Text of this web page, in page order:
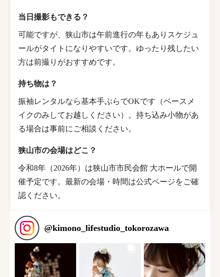
当日撮影もできる？
可能ですが、狭山市は午前進行の年もありスケジュ
ールがタイトになりやすいです。ゆったり残したい
方は前撮りがおすすめです。
持ち物は？
振袖レンタルなら基本手ぶらでOKです（ベースメ
イクのみしてお越しください）。持ち込み小物があ
る場合は事前にご相談ください。
狭山市の会場はどこ？
令和8年（2026年）は狭山市市民会館 大ホールで開
催予定です。最新の会場・時間は公式ページをご確
認ください。
@kimono_lifestudio_tokorozawa